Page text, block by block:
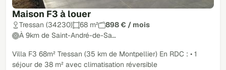
Maison F3 à louer
Tressan (34230) 68 m²
898 € / mois
À 9km de Saint-André-de-Sa…
Villa F3 68m² Tressan (35 km de Montpellier) En RDC : • 1
séjour de 38 m² avec climatisation réversible